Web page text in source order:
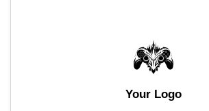
Your Logo